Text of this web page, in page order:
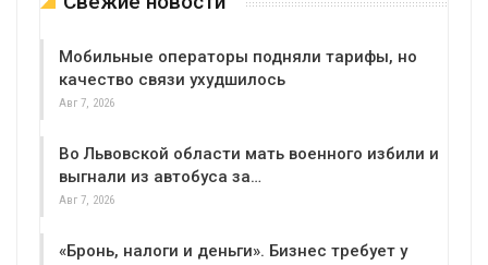
Мобильные операторы подняли тарифы, но
качество связи ухудшилось
Авг 7, 2026
Во Львовской области мать военного избили и
выгнали из автобуса за…
Авг 7, 2026
«Бронь, налоги и деньги». Бизнес требует у